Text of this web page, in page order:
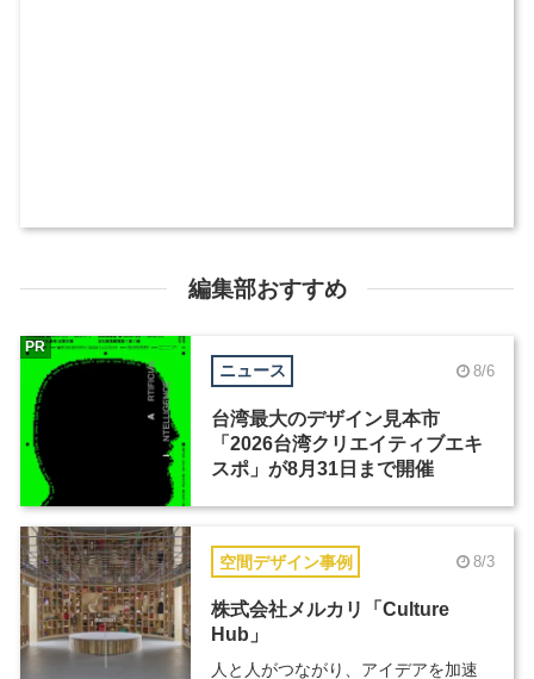
編集部おすすめ
ニュース 8/6
台湾最大のデザイン見本市
「2026台湾クリエイティブエキ
スポ」が8月31日まで開催
PR
空間デザイン事例 8/3
株式会社メルカリ「Culture
Hub」
人と人がつながり、アイデアを加速